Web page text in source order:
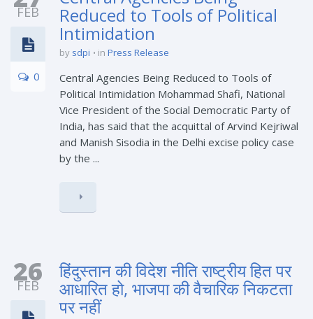
FEB
0
Reduced to Tools of Political
Intimidation
by sdpi in Press Release
Central Agencies Being Reduced to Tools of
Political Intimidation Mohammad Shafi, National
Vice President of the Social Democratic Party of
India, has said that the acquittal of Arvind Kejriwal
and Manish Sisodia in the Delhi excise policy case
by the ...
26
FEB
हिंदुस्तान की विदेश नीति राष्ट्रीय हित पर
आधारित हो, भाजपा की वैचारिक निकटता
पर नहीं